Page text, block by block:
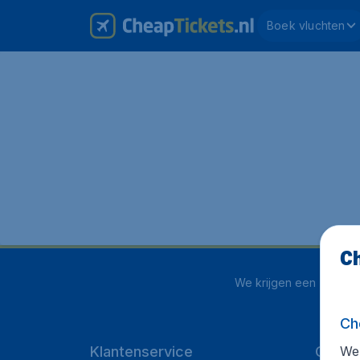
Boek vluchten
We krijgen een
Klantenservice